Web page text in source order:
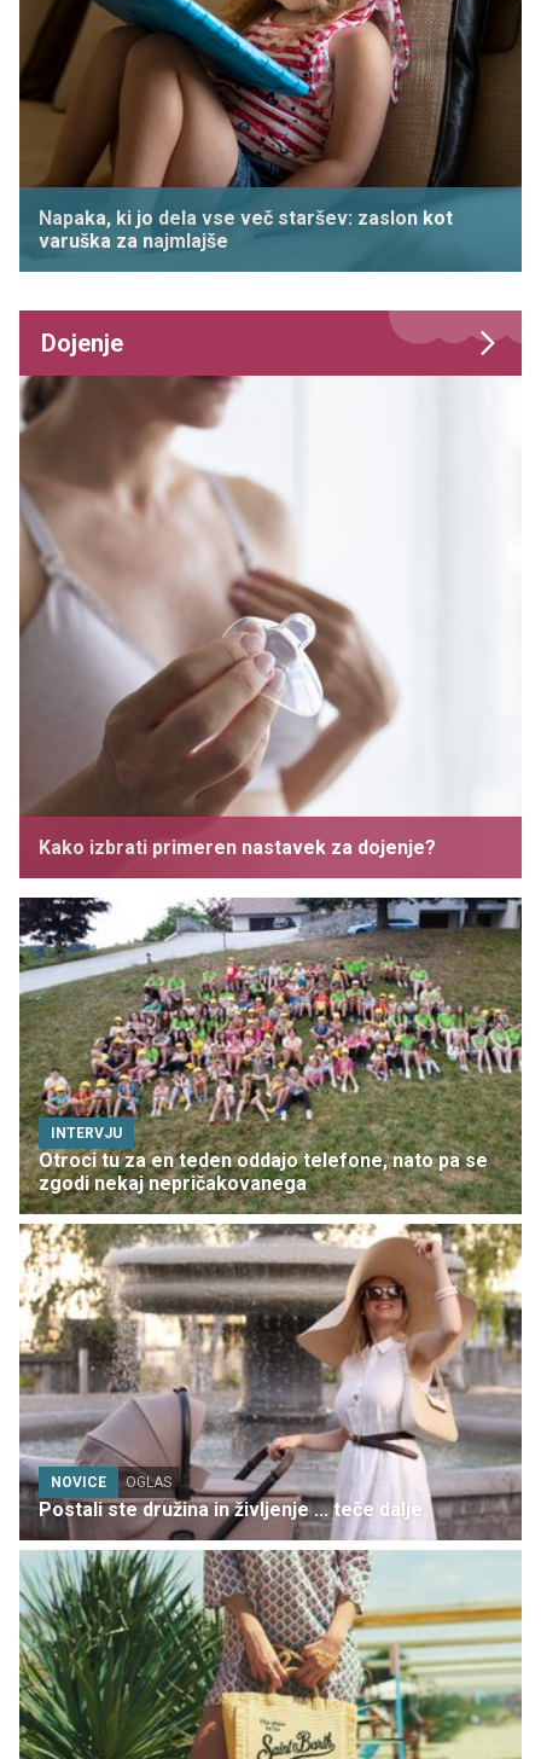
Napaka, ki jo dela vse več staršev: zaslon kot
varuška za najmlajše
Dojenje
Kako izbrati primeren nastavek za dojenje?
INTERVJU
Otroci tu za en teden oddajo telefone, nato pa se
zgodi nekaj nepričakovanega
NOVICE OGLAS
Postali ste družina in življenje ... teče dalje